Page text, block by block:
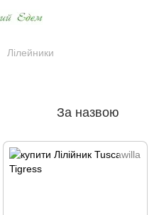
Лілейники
За назвою